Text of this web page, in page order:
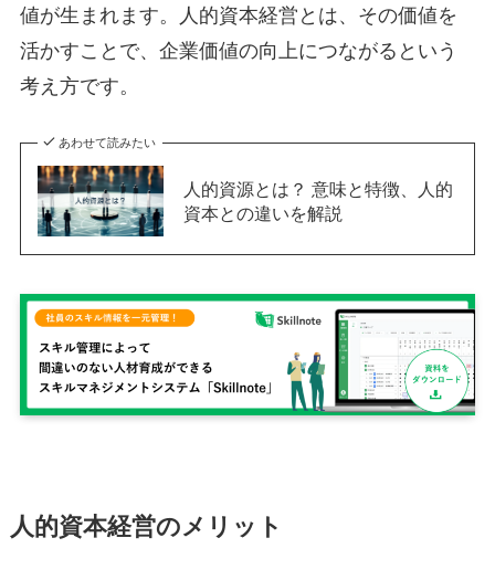
値が生まれます。人的資本経営とは、その価値を
活かすことで、企業価値の向上につながるという
考え方です。
あわせて読みたい
人的資源とは？ 意味と特徴、人的
資本との違いを解説
人的資本経営のメリット